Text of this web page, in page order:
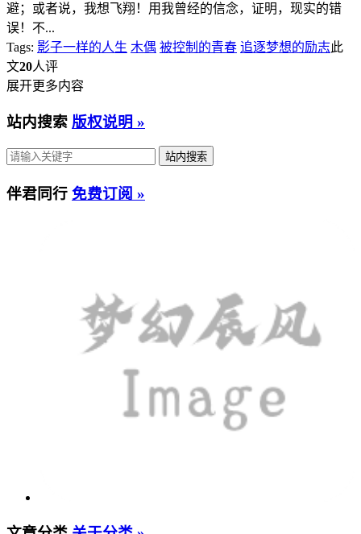
避；或者说，我想飞翔！用我曾经的信念，证明，现实的错
误！不...
Tags: 影子一样的人生 木偶 被控制的青春 追逐梦想的励志此
文20人评
展开更多内容
站内搜索 版权说明 »
伴君同行 免费订阅 »